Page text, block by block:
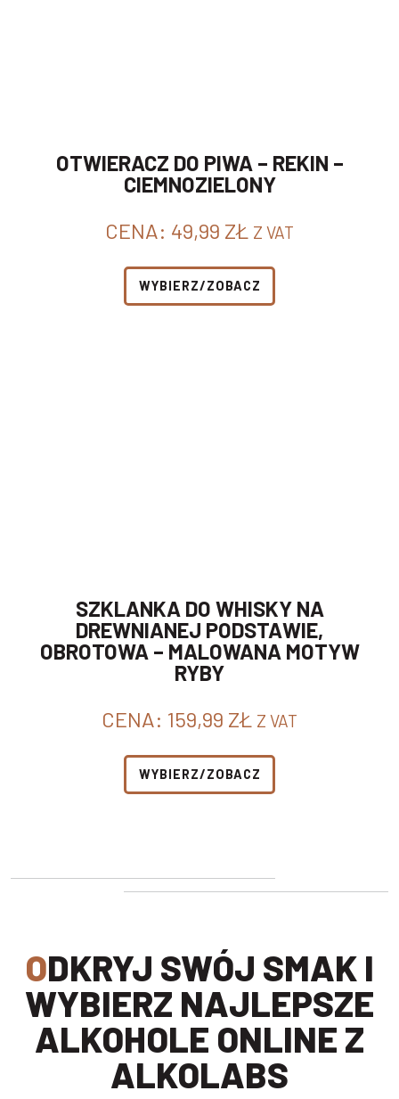
OTWIERACZ DO PIWA – REKIN –
CIEMNOZIELONY
CENA: 49,99 ZŁ Z VAT
WYBIERZ/ZOBACZ
SZKLANKA DO WHISKY NA
DREWNIANEJ PODSTAWIE,
OBROTOWA – MALOWANA MOTYW
RYBY
CENA: 159,99 ZŁ Z VAT
WYBIERZ/ZOBACZ
ODKRYJ SWÓJ SMAK I
WYBIERZ NAJLEPSZE
ALKOHOLE ONLINE Z
ALKOLABS